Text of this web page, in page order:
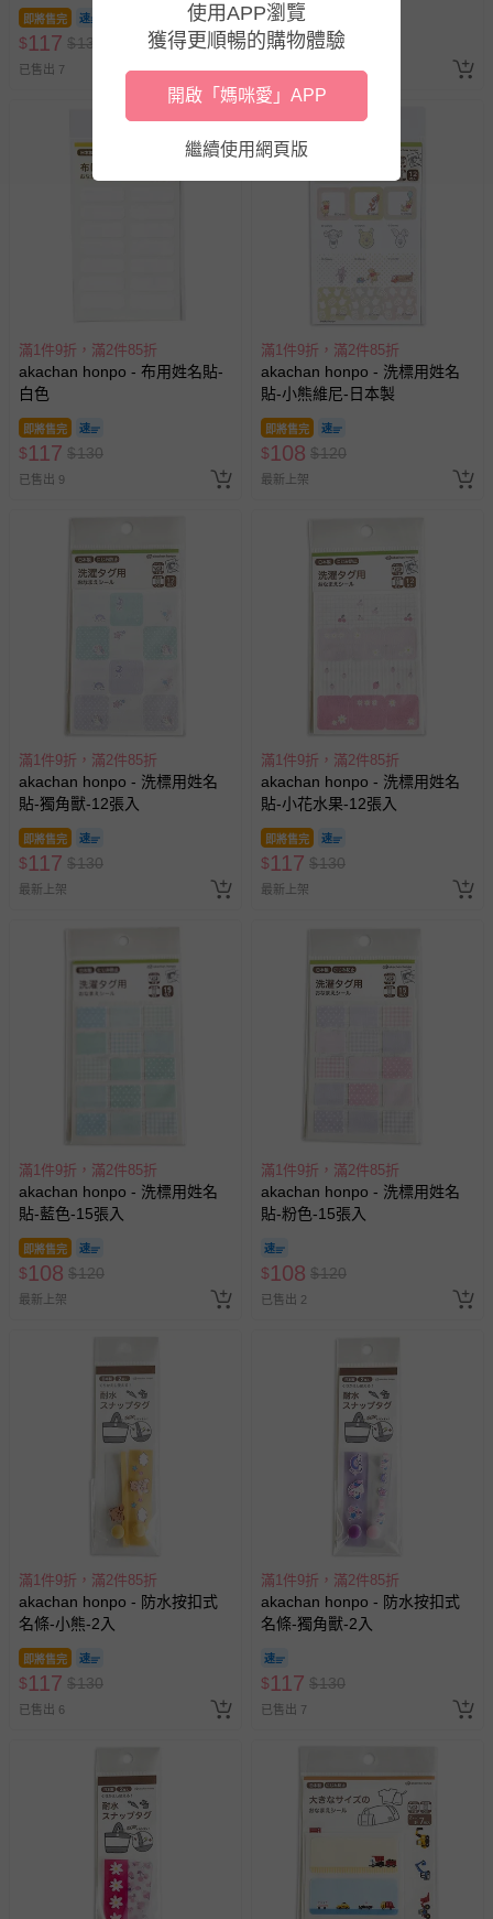
入
即將售完
$117 $130
已售出 7
即將售完
$90 $100
已售出 4
滿1件9折，滿2件85折
akachan honpo - 布用姓名貼-
白色
即將售完
$117 $130
已售出 9
滿1件9折，滿2件85折
akachan honpo - 洗標用姓名
貼-小熊維尼-日本製
即將售完
$108 $120
最新上架
滿1件9折，滿2件85折
akachan honpo - 洗標用姓名
貼-獨角獸-12張入
即將售完
$117 $130
最新上架
滿1件9折，滿2件85折
akachan honpo - 洗標用姓名
貼-小花水果-12張入
即將售完
$117 $130
最新上架
滿1件9折，滿2件85折
akachan honpo - 洗標用姓名
貼-藍色-15張入
即將售完
$108 $120
最新上架
滿1件9折，滿2件85折
akachan honpo - 洗標用姓名
貼-粉色-15張入
$108 $120
已售出 2
滿1件9折，滿2件85折
akachan honpo - 防水按扣式
名條-小熊-2入
即將售完
$117 $130
已售出 6
滿1件9折，滿2件85折
akachan honpo - 防水按扣式
名條-獨角獸-2入
$117 $130
已售出 7
使用APP瀏覽
獲得更順暢的購物體驗
開啟「媽咪愛」APP
繼續使用網頁版